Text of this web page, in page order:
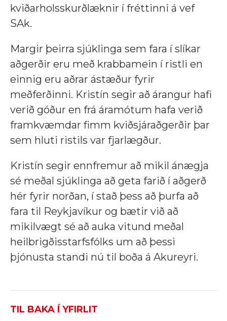
kviðarholsskurðlæknir í fréttinni á vef
SAk.
Margir þeirra sjúklinga sem fara í slíkar
aðgerðir eru með krabbamein í ristli en
einnig eru aðrar ástæður fyrir
meðferðinni. Kristín segir að árangur hafi
verið góður en frá áramótum hafa verið
framkvæmdar fimm kviðsjáraðgerðir þar
sem hluti ristils var fjarlægður.
Kristín segir ennfremur að mikil ánægja
sé meðal sjúklinga að geta farið í aðgerð
hér fyrir norðan, í stað þess að þurfa að
fara til Reykjavíkur og bætir við að
mikilvægt sé að auka vitund meðal
heilbrigðisstarfsfólks um að þessi
þjónusta standi nú til boða á Akureyri.
TIL BAKA Í YFIRLIT